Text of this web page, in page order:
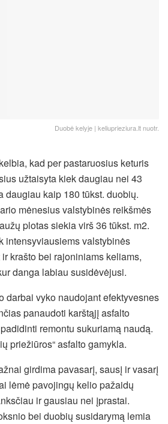
Duobė kelyje | keliuprieziura.lt nuotr.
kad per pastaruosius keturis
užtaisyta kiek daugiau nei 43
daugiau kaip 180 tūkst. duobių.
mėnesius valstybinės reikšmės
plotas siekia virš 36 tūkst. m2.
intensyviausiems valstybinės
krašto bei rajoniniams keliams,
danga labiau susidėvėjusi.
darbai vyko naudojant efektyvesnes
panaudoti karštąjį asfalto
remontu sukuriamą naudą.
priežiūros“ asfalto gamykla.
girdima pavasarį, sausį ir vasarį
lėmė pavojingų kelio pažaidų
ir gausiau nei įprastai.
bei duobių susidarymą lemia